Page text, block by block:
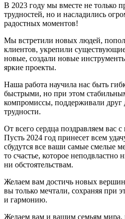
В 2023 году мы вместе не только
трудностей, но и насладились
радостных моментов!
Мы встретили новых людей,
клиентов, укрепили
новые, создали новые
яркие проекты.
Наша работа научила нас быть
быстрыми, но при этом
компромиссы, поддерживали друг
трудности.
От всего сердца поздравляем вас
Пусть 2024 год принесет всем
сбудутся все ваши самые смелые
то счастье, которое неподвластно
ни обстоятельствам.
Желаем вам достичь новых
вы только мечтали, сохраняя при
и гармонию.
Желаем вам и вашим семьям мира,